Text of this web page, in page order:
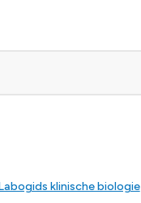
klinische biologie